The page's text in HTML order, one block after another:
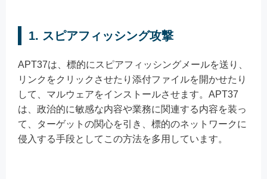
1. スピアフィッシング攻撃
APT37は、標的にスピアフィッシングメールを送り、
リンクをクリックさせたり添付ファイルを開かせたり
して、マルウェアをインストールさせます。APT37
は、政治的に敏感な内容や業務に関連する内容を装っ
て、ターゲットの関心を引き、標的のネットワークに
侵入する手段としてこの方法を多用しています。